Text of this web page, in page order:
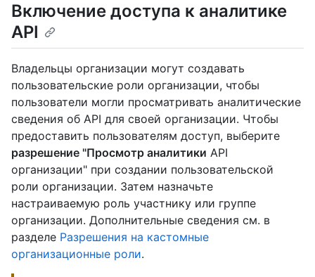
Включение доступа к аналитике
API
Владельцы организации могут создавать
пользовательские роли организации, чтобы
пользователи могли просматривать аналитические
сведения об API для своей организации. Чтобы
предоставить пользователям доступ, выберите
разрешение "Просмотр аналитики API
организации" при создании пользовательской
роли организации. Затем назначьте
настраиваемую роль участнику или группе
организации. Дополнительные сведения см. в
разделе Разрешения на кастомные
организационные роли.